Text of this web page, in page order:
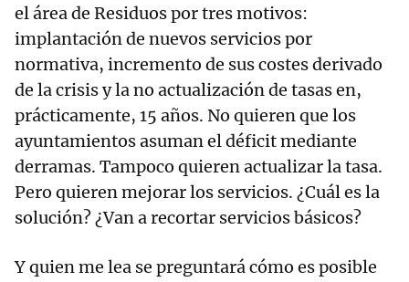
el área de Residuos por tres motivos:
implantación de nuevos servicios por
normativa, incremento de sus costes derivado
de la crisis y la no actualización de tasas en,
prácticamente, 15 años. No quieren que los
ayuntamientos asuman el déficit mediante
derramas. Tampoco quieren actualizar la tasa.
Pero quieren mejorar los servicios. ¿Cuál es la
solución? ¿Van a recortar servicios básicos?
Y quien me lea se preguntará cómo es posible